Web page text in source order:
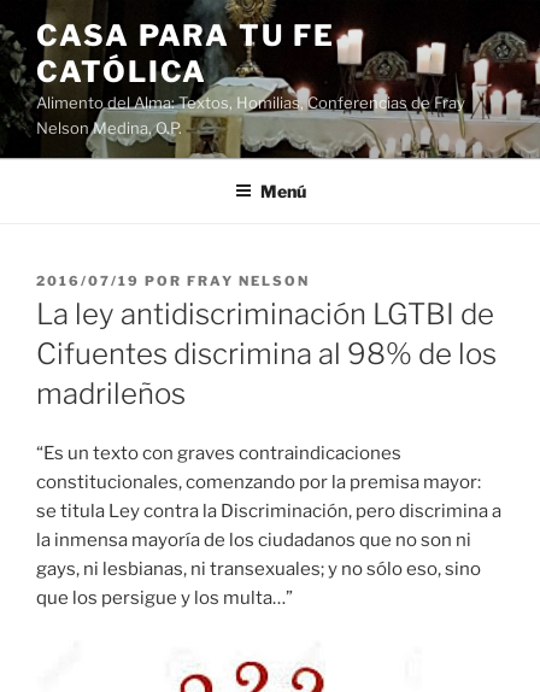
Saltar
al
contenido
CASA PARA TU FE
CATÓLICA
Alimento del Alma: Textos, Homilias, Conferencias de Fray
Nelson Medina, O.P.
Menú
PUBLICADO
EL
2016/07/19 POR FRAY NELSON
La ley antidiscriminación LGTBI de
Cifuentes discrimina al 98% de los
madrileños
“Es un texto con graves contraindicaciones
constitucionales, comenzando por la premisa mayor:
se titula Ley contra la Discriminación, pero discrimina a
la inmensa mayoría de los ciudadanos que no son ni
gays, ni lesbianas, ni transexuales; y no sólo eso, sino
que los persigue y los multa…”